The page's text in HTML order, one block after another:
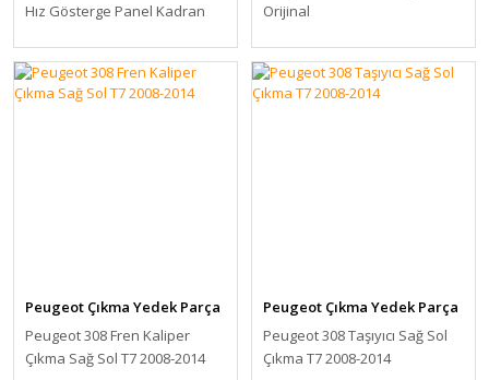
Hız Gösterge Panel Kadran
Orijinal
Peugeot Çıkma Yedek Parça
Peugeot 308 Fren Kaliper
Çıkma Sağ Sol T7 2008-2014
Peugeot Çıkma Yedek Parça
Peugeot 308 Taşıyıcı Sağ Sol
Çıkma T7 2008-2014